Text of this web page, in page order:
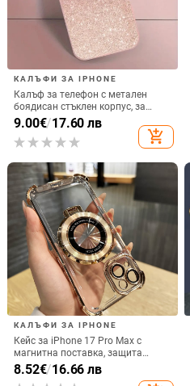
КАЛЪФИ ЗА IPHONE
Калъф за телефон с метален
боядисан стъклен корпус, за
iPhone 11–14 Pro Max,
охлаждане, модел YK263
9.00€/17.60 лв
add_shopping_cart
КАЛЪФИ ЗА IPHONE
Кейс за iPhone 17 Pro Max с
магнитна поставка, защита
срещу изпускане на четирите
ъгъла, акрилен корпус с
8.52€/16.66 лв